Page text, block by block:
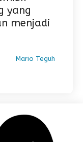
yang
menjadi
Mario Teguh